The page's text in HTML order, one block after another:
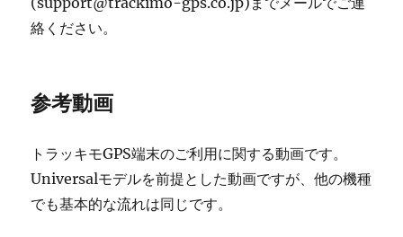
絡ください。
参考動画
トラッキモGPS端末のご利用に関する動画です。
Universalモデルを前提とした動画ですが、他の機種
でも基本的な流れは同じです。